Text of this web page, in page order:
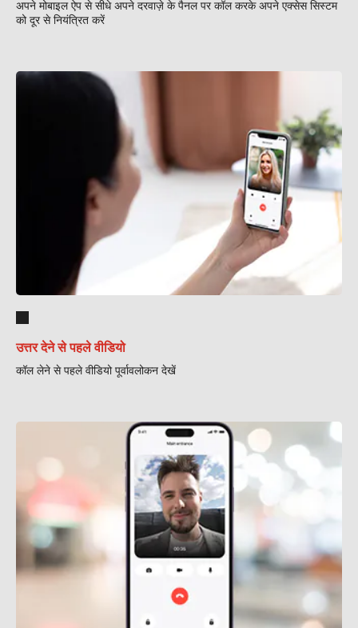
अपने मोबाइल ऐप से सीधे अपने दरवाज़े के पैनल पर कॉल करके अपने एक्सेस सिस्टम
को दूर से नियंत्रित करें
उत्तर देने से पहले वीडियो
कॉल लेने से पहले वीडियो पूर्वावलोकन देखें